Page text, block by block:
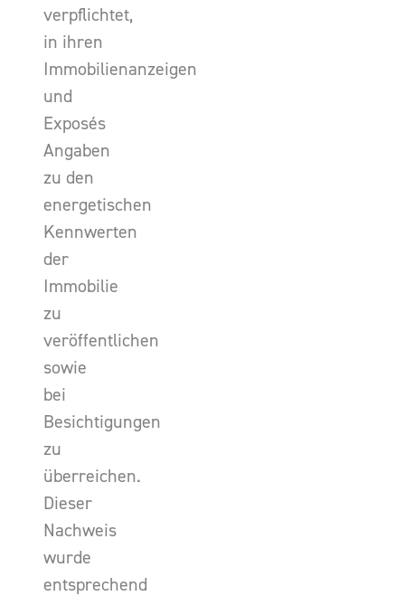
verpflichtet,
in ihren
Immobilienanzeigen
und
Exposés
Angaben
zu den
energetischen
Kennwerten
der
Immobilie
zu
veröffentlichen
sowie
bei
Besichtigungen
zu
überreichen.
Dieser
Nachweis
wurde
entsprechend